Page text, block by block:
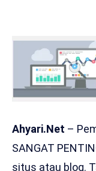
Ahyari.Net –
SANGAT
situs atau blog.